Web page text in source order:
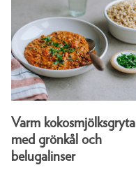
Varm kokosmjölksgryta
med grönkål och
belugalinser